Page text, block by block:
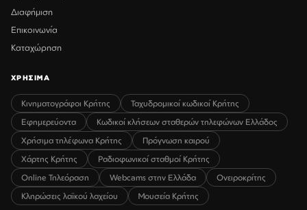
Διαφήμιση
Επικοινωνία
Καταχώρηση
ΧΡΗΣΙΜΑ
Κινηματογράφοι Κρήτης
Ταχυδρομικοί κωδικοί Κρήτης
Εφημερεύοντα
Κωδικοί κλήσεων σταθερών τηλεφώνων Ελλάδος
Χρήσιμα τηλέφωνα Κρήτης
Πρόγνωση καιρού
Χάρτης Κρήτης
Ραδιοφωνικοί σταθμοί Κρήτης
Online Τηλεόραση
Webcams στην Ελλάδα
Ονειροκρίτης
Κληρώσεις λαϊκού λαχείου
Μουσεία Κρήτης